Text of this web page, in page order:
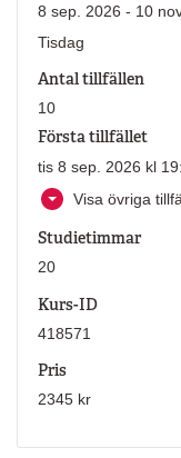
8 sep. 2026 - 10
Tisdag
Antal tillfällen
10
Första tillfället
tis 8 sep. 2026 kl
Visa övriga
Studietimmar
20
Kurs-ID
418571
Pris
2345 kr